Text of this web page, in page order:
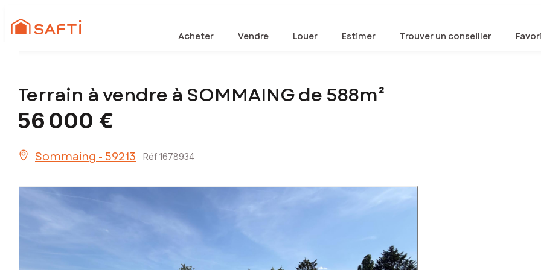
Acheter Vendre Louer Estimer Trouver un conseiller
Terrain à vendre à SOMMAING de 588m²
56 000 €
Sommaing - 59213 Réf 1678934